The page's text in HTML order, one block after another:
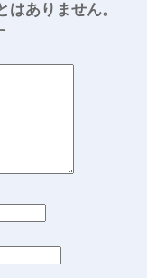
ありません。